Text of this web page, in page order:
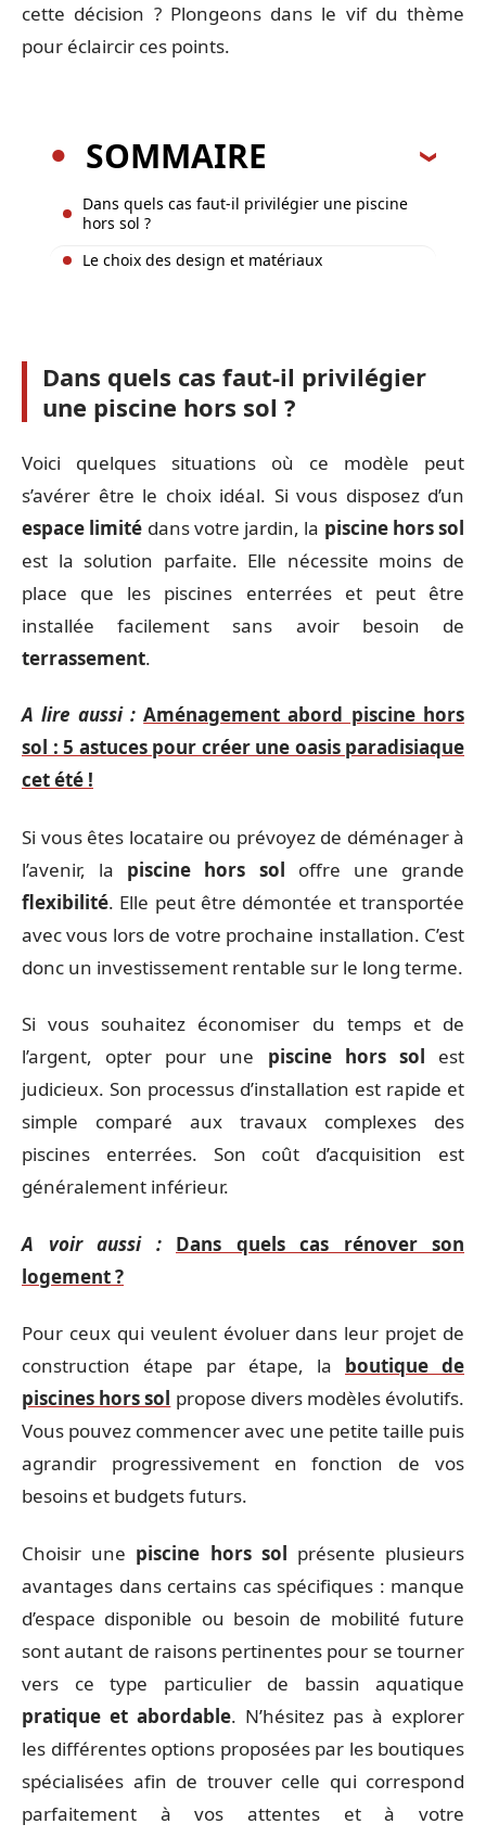
cette décision ? Plongeons dans le vif du thème
pour éclaircir ces points.
SOMMAIRE
Dans quels cas faut-il privilégier une piscine
hors sol ?
Le choix des design et matériaux
Dans quels cas faut-il privilégier
une piscine hors sol ?
Voici quelques situations où ce modèle peut
s’avérer être le choix idéal. Si vous disposez d’un
espace limité dans votre jardin, la piscine hors sol
est la solution parfaite. Elle nécessite moins de
place que les piscines enterrées et peut être
installée facilement sans avoir besoin de
terrassement.
A lire aussi : Aménagement abord piscine hors
sol : 5 astuces pour créer une oasis paradisiaque
cet été !
Si vous êtes locataire ou prévoyez de déménager à
l’avenir, la piscine hors sol offre une grande
flexibilité. Elle peut être démontée et transportée
avec vous lors de votre prochaine installation. C’est
donc un investissement rentable sur le long terme.
Si vous souhaitez économiser du temps et de
l’argent, opter pour une piscine hors sol est
judicieux. Son processus d’installation est rapide et
simple comparé aux travaux complexes des
piscines enterrées. Son coût d’acquisition est
généralement inférieur.
A voir aussi :
Dans quels cas rénover son
logement ?
Pour ceux qui veulent évoluer dans leur projet de
construction étape par étape, la boutique de
piscines hors sol propose divers modèles évolutifs.
Vous pouvez commencer avec une petite taille puis
agrandir progressivement en fonction de vos
besoins et budgets futurs.
Choisir une piscine hors sol présente plusieurs
avantages dans certains cas spécifiques : manque
d’espace disponible ou besoin de mobilité future
sont autant de raisons pertinentes pour se tourner
vers ce type particulier de bassin aquatique
pratique et abordable. N’hésitez pas à explorer
les différentes options proposées par les boutiques
spécialisées afin de trouver celle qui correspond
parfaitement à vos attentes et à votre